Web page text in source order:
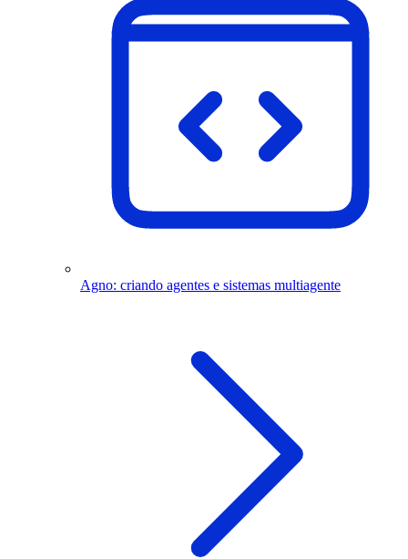
Agno: criando agentes e sistemas multiagente